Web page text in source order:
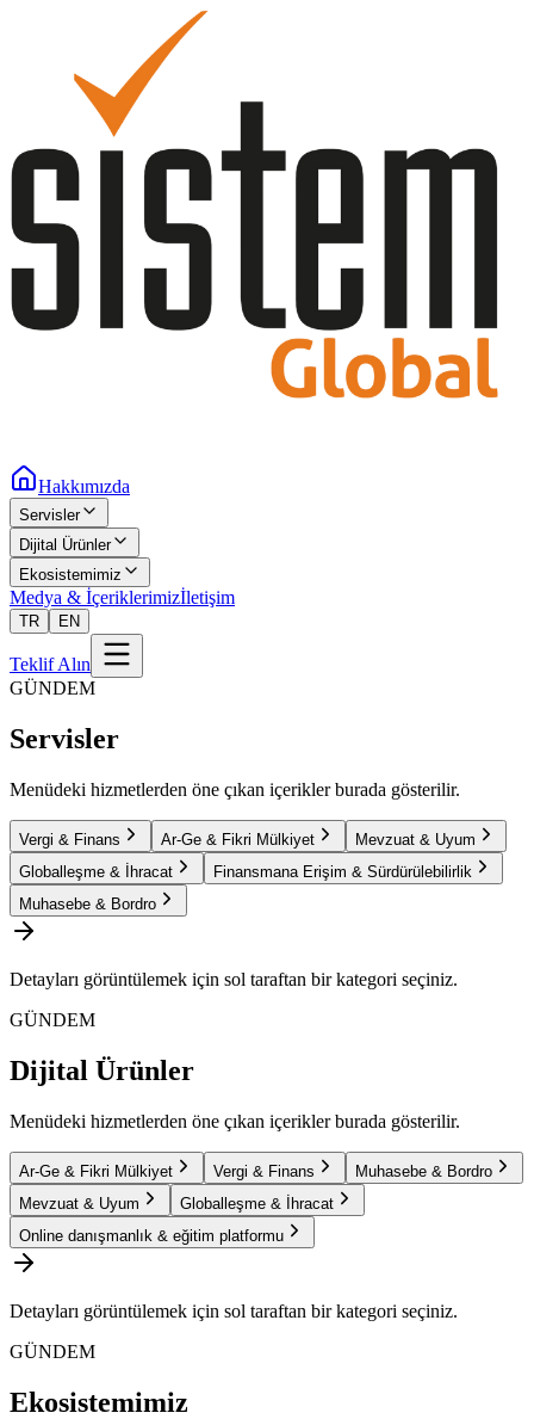
Hakkımızda
Servisler
Dijital Ürünler
Ekosistemimiz
Medya & İçeriklerimizİletişim
TR EN
Teklif Alın
GÜNDEM
Servisler
Menüdeki hizmetlerden öne çıkan içerikler burada gösterilir.
Vergi & Finans Ar-Ge & Fikri Mülkiyet
Mevzuat & Uyum
Globalleşme & İhracat
Finansmana Erişim & Sürdürülebilirlik
Muhasebe & Bordro
Detayları görüntülemek için sol taraftan bir kategori seçiniz.
GÜNDEM
Dijital Ürünler
Menüdeki hizmetlerden öne çıkan içerikler burada gösterilir.
Ar-Ge & Fikri Mülkiyet Vergi & Finans
Muhasebe & Bordro
Mevzuat & Uyum
Globalleşme & İhracat
Online danışmanlık & eğitim platformu
Detayları görüntülemek için sol taraftan bir kategori seçiniz.
GÜNDEM
Ekosistemimiz